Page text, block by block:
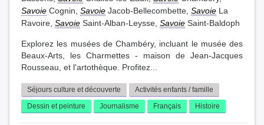
Savoie Cognin, Savoie Jacob-Bellecombette, Savoie La
Ravoire, Savoie Saint-Alban-Leysse, Savoie Saint-Baldoph
Explorez les musées de Chambéry, incluant le musée des
Beaux-Arts, les Charmettes - maison de Jean-Jacques
Rousseau, et l'artothèque. Profitez...
Séjours culture et découverte
Activités enfants / famille
Dessin et peinture
Journalisme Français Histoire